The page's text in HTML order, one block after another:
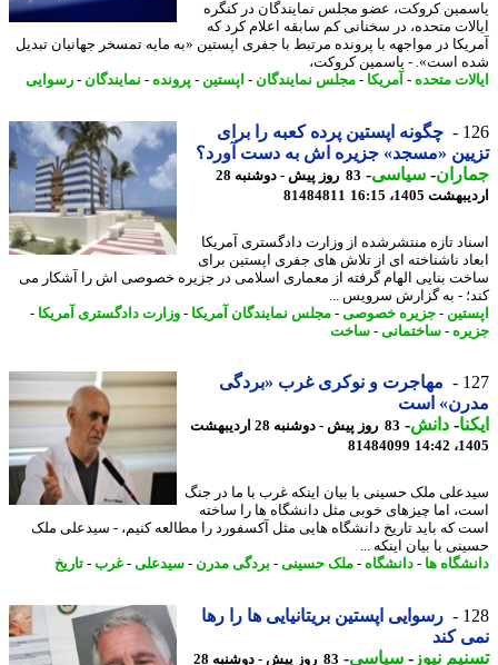
کروکت، عضو مجلس نمایندگان در کنگره
متحده، در سخنانی کم سابقه اعلام کرد که
در مواجهه با پرونده مرتبط با جفری اپستین «به مایه تمسخر جهانیان تبدیل
است». - یاسمین کروکت،
متحده-آمریکا- مجلس نمایندگان-اپستین-پرونده -نمایندگان-رسوایی
چگونه اپستین پرده کعبه را برای
«مسجد» جزیره اش به دست آورد؟
- سیاسی-
83 روز پیش - دوشنبه 28
1405، 16:15
81484811
تازه منتشرشده از وزارت دادگستری آمریکا
ناشناخته ای از تلاش های جفری اپستین برای
بنایی الهام گرفته از معماری اسلامی در جزیره خصوصی اش را آشکار می
- به گزارش سرویس ...
-جزیره خصوصی-مجلس نمایندگان آمریکا- وزارت دادگستری آمریکا-
-ساختمانی-ساخت
مهاجرت و نوکری غرب «بردگی
است
-دانش -
83 روز پیش - دوشنبه 28 اردیبهشت
81484099
ملک حسینی با بیان اینکه غرب با ما در جنگ
اما چیزهای خوبی مثل دانشگاه ها را ساخته
که باید تاریخ دانشگاه هایی مثل آکسفورد را مطالعه کنیم، - سیدعلی ملک
با بیان اینکه ...
ها- دانشگاه-ملک حسینی-بردگی مدرن- سیدعلی-غرب- تاریخ
رسوایی اپستین بریتانیایی ها را رها
کند
نیوز-سیاسی-
83 روز پیش - دوشنبه 28